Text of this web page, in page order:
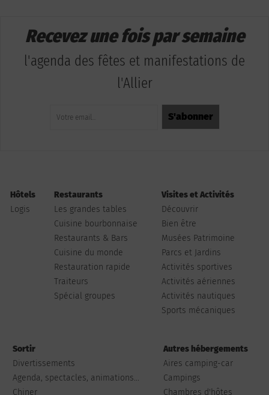
Recevez une fois par semaine
l'agenda des fêtes et manifestations de
l'Allier
Hôtels
Logis
Restaurants
Les grandes tables
Cuisine bourbonnaise
Restaurants & Bars
Cuisine du monde
Restauration rapide
Traiteurs
Spécial groupes
Visites et Activités
Découvrir
Bien être
Musées Patrimoine
Parcs et Jardins
Activités sportives
Activités aériennes
Activités nautiques
Sports mécaniques
Sortir
Divertissements
Agenda, spectacles, animations...
Chiner
Autres hébergements
Aires camping-car
Campings
Chambres d'hôtes